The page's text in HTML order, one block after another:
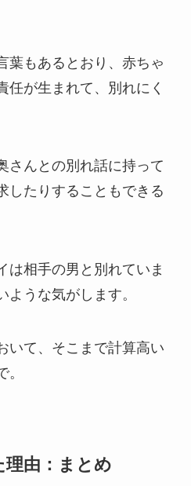
葉もあるとおり、赤ちゃ
任が生まれて、別れにく
さんとの別れ話に持って
したりすることもできる
は相手の男と別れていま
うな気がします。
いて、そこまで計算高い
理由：まとめ